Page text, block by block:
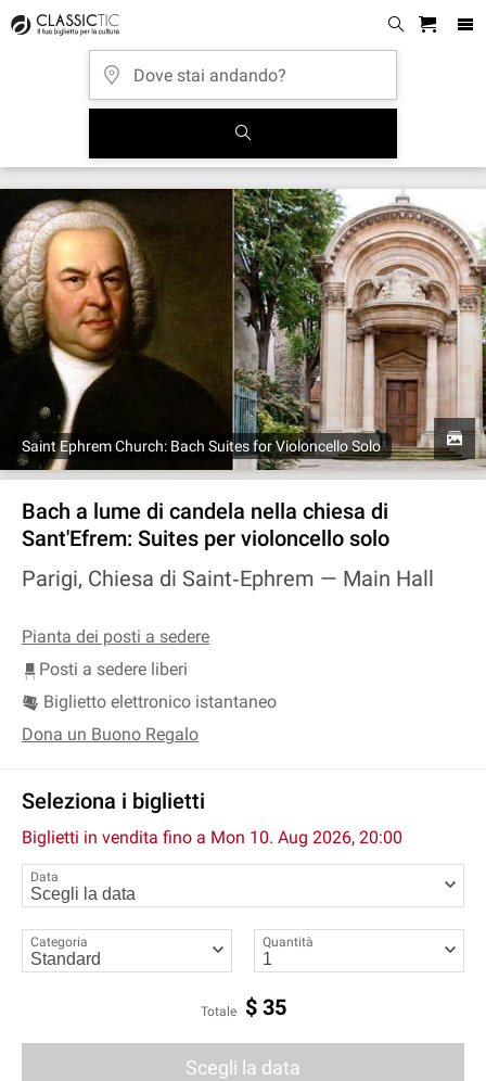
Saint Ephrem Church: Bach Suites for Violoncello Solo
Bach a lume di candela nella chiesa di
Sant'Efrem: Suites per violoncello solo
Parigi, Chiesa di Saint‐Ephrem — Main Hall
Pianta dei posti a sedere
Posti a sedere liberi
Biglietto elettronico istantaneo
Dona un Buono Regalo
Seleziona i biglietti
Biglietti in vendita fino a Mon 10. Aug 2026, 20:00
Data
Categoria Quantità
Totale $ 35
Scegli la data